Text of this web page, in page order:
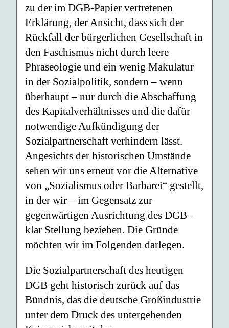
zu der im DGB-Papier vertretenen
Erklärung, der Ansicht, dass sich der
Rückfall der bürgerlichen Gesellschaft in
den Faschismus nicht durch leere
Phraseologie und ein wenig Makulatur
in der Sozialpolitik, sondern – wenn
überhaupt – nur durch die Abschaffung
des Kapitalverhältnisses und die dafür
notwendige Aufkündigung der
Sozialpartnerschaft verhindern lässt.
Angesichts der historischen Umstände
sehen wir uns erneut vor die Alternative
von „Sozialismus oder Barbarei“ gestellt,
in der wir – im Gegensatz zur
gegenwärtigen Ausrichtung des DGB –
klar Stellung beziehen. Die Gründe
möchten wir im Folgenden darlegen.
Die Sozialpartnerschaft des heutigen
DGB geht historisch zurück auf das
Bündnis, das die deutsche Großindustrie
unter dem Druck des untergehenden